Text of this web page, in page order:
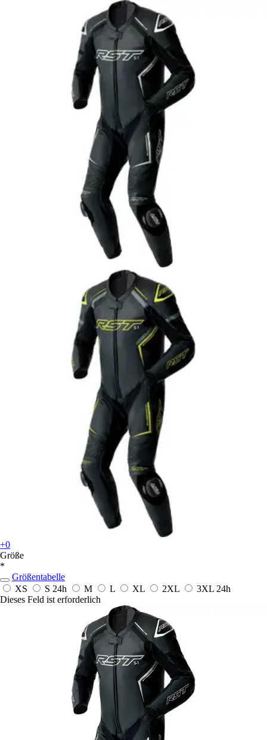
+0
Größe
*
Größentabelle
XS
S 24h M L XL 2XL 3XL 24h
Dieses Feld ist erforderlich